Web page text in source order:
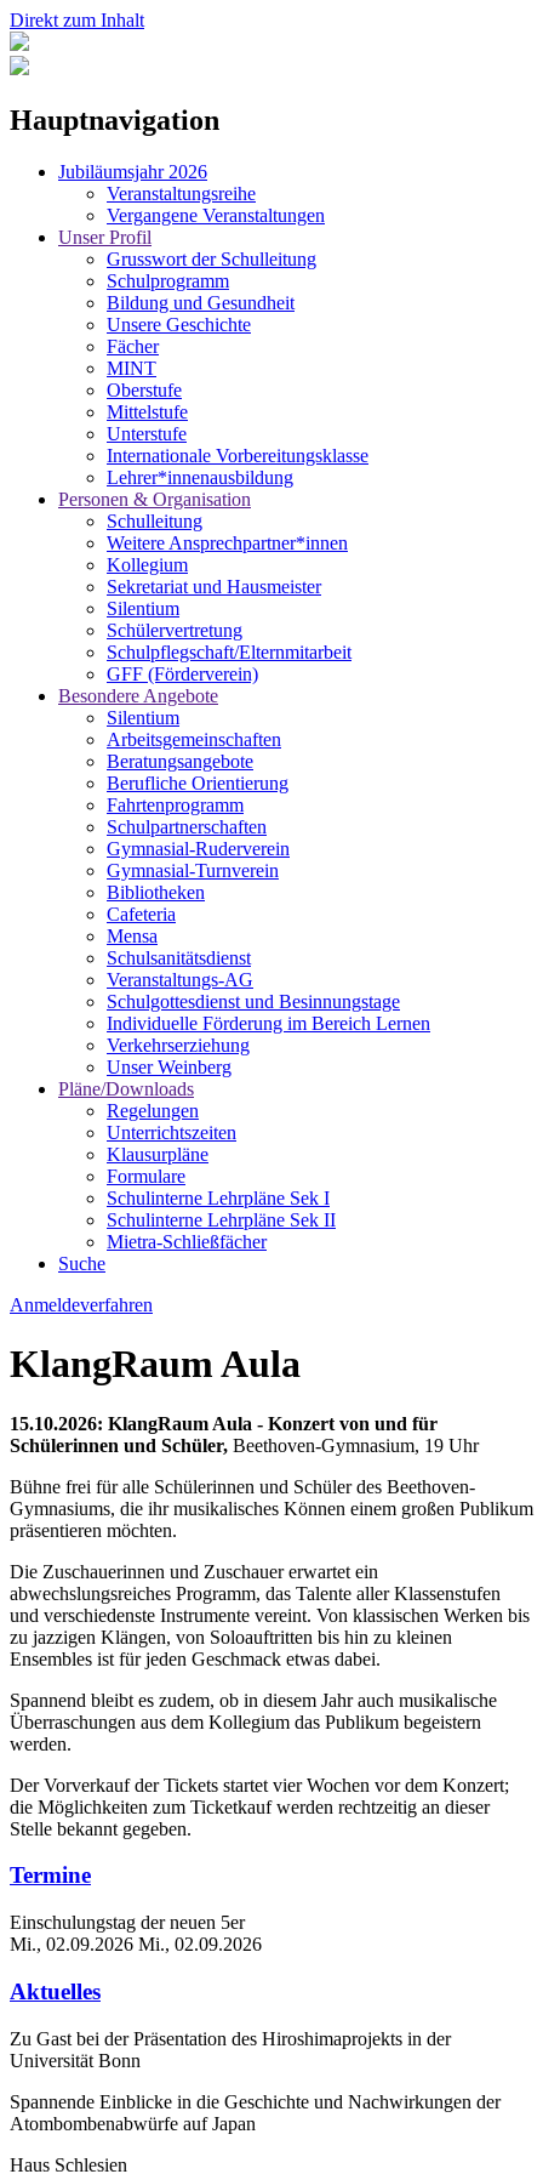
Direkt zum Inhalt
Hauptnavigation
Jubiläumsjahr 2026
Veranstaltungsreihe
Vergangene Veranstaltungen
Unser Profil
Grusswort der Schulleitung
Schulprogramm
Bildung und Gesundheit
Unsere Geschichte
Fächer
MINT
Oberstufe
Mittelstufe
Unterstufe
Internationale Vorbereitungsklasse
Lehrer*innenausbildung
Personen & Organisation
Schulleitung
Weitere Ansprechpartner*innen
Kollegium
Sekretariat und Hausmeister
Silentium
Schülervertretung
Schulpflegschaft/Elternmitarbeit
GFF (Förderverein)
Besondere Angebote
Silentium
Arbeitsgemeinschaften
Beratungsangebote
Berufliche Orientierung
Fahrtenprogramm
Schulpartnerschaften
Gymnasial-Ruderverein
Gymnasial-Turnverein
Bibliotheken
Cafeteria
Mensa
Schulsanitätsdienst
Veranstaltungs-AG
Schulgottesdienst und Besinnungstage
Individuelle Förderung im Bereich Lernen
Verkehrserziehung
Unser Weinberg
Pläne/Downloads
Regelungen
Unterrichtszeiten
Klausurpläne
Formulare
Schulinterne Lehrpläne Sek I
Schulinterne Lehrpläne Sek II
Mietra-Schließfächer
Suche
Anmeldeverfahren
KlangRaum Aula
15.10.2026: KlangRaum Aula - Konzert von und für
Schülerinnen und Schüler, Beethoven-Gymnasium, 19 Uhr
Bühne frei für alle Schülerinnen und Schüler des Beethoven-
Gymnasiums, die ihr musikalisches Können einem großen Publikum
präsentieren möchten.
Die Zuschauerinnen und Zuschauer erwartet ein
abwechslungsreiches Programm, das Talente aller Klassenstufen
und verschiedenste Instrumente vereint. Von klassischen Werken bis
zu jazzigen Klängen, von Soloauftritten bis hin zu kleinen
Ensembles ist für jeden Geschmack etwas dabei.
Spannend bleibt es zudem, ob in diesem Jahr auch musikalische
Überraschungen aus dem Kollegium das Publikum begeistern
werden.
Der Vorverkauf der Tickets startet vier Wochen vor dem Konzert;
die Möglichkeiten zum Ticketkauf werden rechtzeitig an dieser
Stelle bekannt gegeben.
Termine
Einschulungstag der neuen 5er
Mi., 02.09.2026 Mi., 02.09.2026
Aktuelles
Zu Gast bei der Präsentation des Hiroshimaprojekts in der
Universität Bonn
Spannende Einblicke in die Geschichte und Nachwirkungen der
Atombombenabwürfe auf Japan
Haus Schlesien